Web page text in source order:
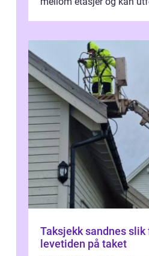
Taksjekk sandnes slik forlenger du
levetiden på taket